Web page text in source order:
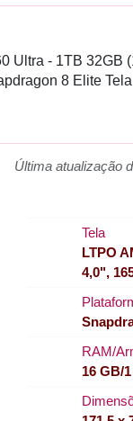
Ultra - 1TB 32GB
8 Elite Tela
Última atualização
Tela
LTPO
4,0",
RAM/
16 GB/